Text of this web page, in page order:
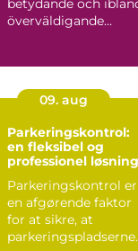
överväldigande
09. aug
Parkeringskontrol:
en fleksibel og
professionel løsning
Parkeringskontrol er
en afgørende faktor
for at sikre, at
parkeringspladserne